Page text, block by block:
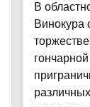
В
Винокура